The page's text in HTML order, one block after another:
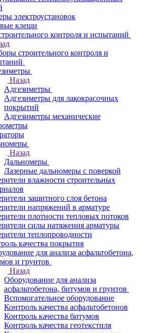
электроустановок
клещи
контроля и испытаний
строительного контроля и
Назад
Адгезиметры
Адгезиметры для лакокрасочных
покрытий
Адгезиметры механические
Назад
Дальномеры
Лазерные дальномеры с поверкой
влажности строительных
защитного слоя бетона
напряжений в арматуре
плотности тепловых потоков
силы натяжения арматуры
теплопроводности
качества покрытия
для анализа асфальтобетона,
и грунтов
Назад
Оборудование для анализа
асфальтобетона, битумов и грунтов
Вспомогательное оборудование
Контроль качества асфальтобетонов
Контроль качества битумов
Контроль качества геотекстиля